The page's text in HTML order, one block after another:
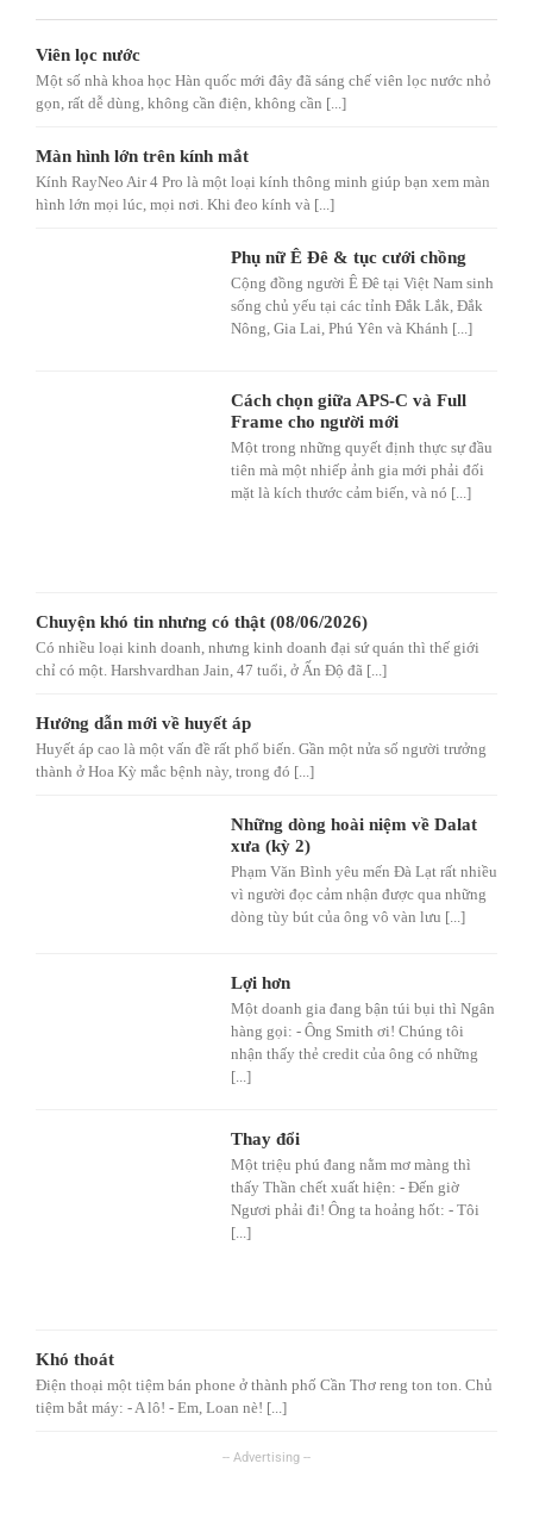
Viên lọc nước
Một số nhà khoa học Hàn quốc mới đây đã sáng chế viên lọc nước nhỏ
gọn, rất dễ dùng, không cần điện, không cần [...]
Màn hình lớn trên kính mắt
Kính RayNeo Air 4 Pro là một loại kính thông minh giúp bạn xem màn
hình lớn mọi lúc, mọi nơi. Khi đeo kính và [...]
Phụ nữ Ê Đê & tục cưới chồng
Cộng đồng người Ê Đê tại Việt Nam sinh
sống chủ yếu tại các tỉnh Đắk Lắk, Đắk
Nông, Gia Lai, Phú Yên và Khánh [...]
Cách chọn giữa APS-C và Full
Frame cho người mới
Một trong những quyết định thực sự đầu
tiên mà một nhiếp ảnh gia mới phải đối
mặt là kích thước cảm biến, và nó [...]
Chuyện khó tin nhưng có thật (08/06/2026)
Có nhiều loại kinh doanh, nhưng kinh doanh đại sứ quán thì thế giới
chỉ có một. Harshvardhan Jain, 47 tuổi, ở Ấn Độ đã [...]
Hướng dẫn mới về huyết áp
Huyết áp cao là một vấn đề rất phổ biến. Gần một nửa số người trưởng
thành ở Hoa Kỳ mắc bệnh này, trong đó [...]
Những dòng hoài niệm về Dalat
xưa (kỳ 2)
Phạm Văn Bình yêu mến Đà Lạt rất nhiều
vì người đọc cảm nhận được qua những
dòng tùy bút của ông vô vàn lưu [...]
Lợi hơn
Một doanh gia đang bận túi bụi thì Ngân
hàng gọi: - Ông Smith ơi! Chúng tôi
nhận thấy thẻ credit của ông có những
[...]
Thay đổi
Một triệu phú đang nằm mơ màng thì
thấy Thần chết xuất hiện: - Đến giờ
Ngươi phải đi! Ông ta hoảng hốt: - Tôi
[...]
Khó thoát
Điện thoại một tiệm bán phone ở thành phố Cần Thơ reng ton ton. Chủ
tiệm bắt máy: - A lô! - Em, Loan nè! [...]